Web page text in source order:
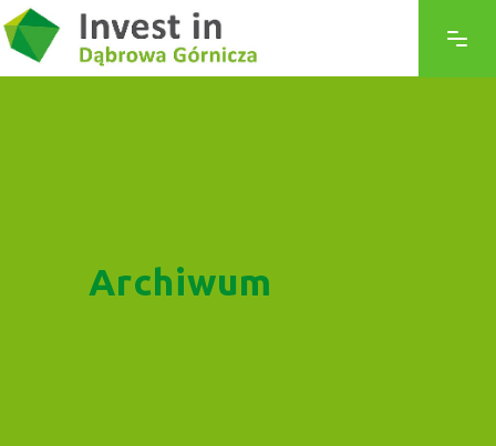
Archiwum